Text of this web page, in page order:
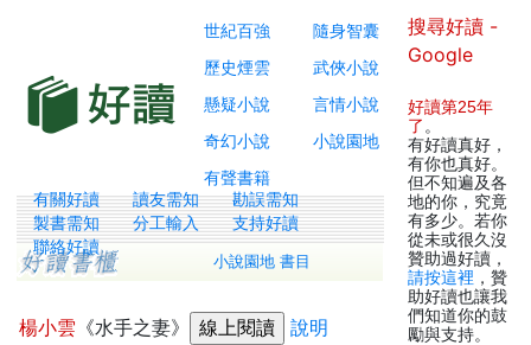
世紀百強
隨身智囊
歷史煙雲
武俠小說
懸疑小說
言情小說
奇幻小說
小說園地
有聲書籍
有關好讀 讀友需知
勘誤需知
製書需知
分工輸入
支持好讀
聯絡好讀
小說園地 書目
楊小雲 《水手之妻》 說明
搜尋好讀 -
Google
好讀第25年
了 。
有好讀真好，
有你也真好。
但不知遍及各
地的你，究竟
有多少。若你
從未或很久沒
贊助過好讀，
請按這裡 ，贊
助好讀也讓我
們知道你的鼓
勵與支持。